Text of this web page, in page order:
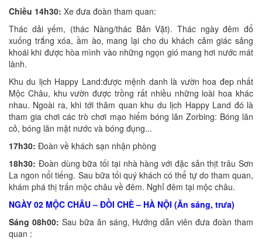
Chiều 14h30: Xe đưa đoàn tham quan:
Thác dải yếm, (thác Nàng/thác Bản Vặt). Thác ngày đêm đổ
xuống trắng xóa, ầm ào, mang lại cho du khách cảm giác sảng
khoái khi được hòa mình vào những ngọn gió mang hơi nước mát
lành.
Khu du lịch Happy Land:được mệnh danh là vườn hoa đep nhất
Mộc Châu, khu vườn được trồng rất nhiều những loài hoa khác
nhau. Ngoài ra, khi tới thăm quan khu du lịch Happy Land đó là
tham gia chơi các trò chơi mạo hiểm bóng lăn Zorbing: Bóng lăn
cỏ, bóng lăn mặt nước và bóng đụng...
17h30: Đoàn về khách sạn nhận phòng
18h30: Đoàn dùng bữa tối tại nhà hàng với đặc sản thịt trâu Sơn
La ngon nổi tiếng. Sau bữa tối quý khách có thể tự do tham quan,
khám phá thị trấn mộc châu về đêm. Nghỉ đêm tại mộc châu.
NGÀY 02 MỘC CHÂU – ĐỒI CHÈ – HÀ NỘI (Ăn sáng, trưa)
Sáng 08h00: Sau bữa ăn sáng, Hướng dẫn viên đưa đoàn tham
quan :